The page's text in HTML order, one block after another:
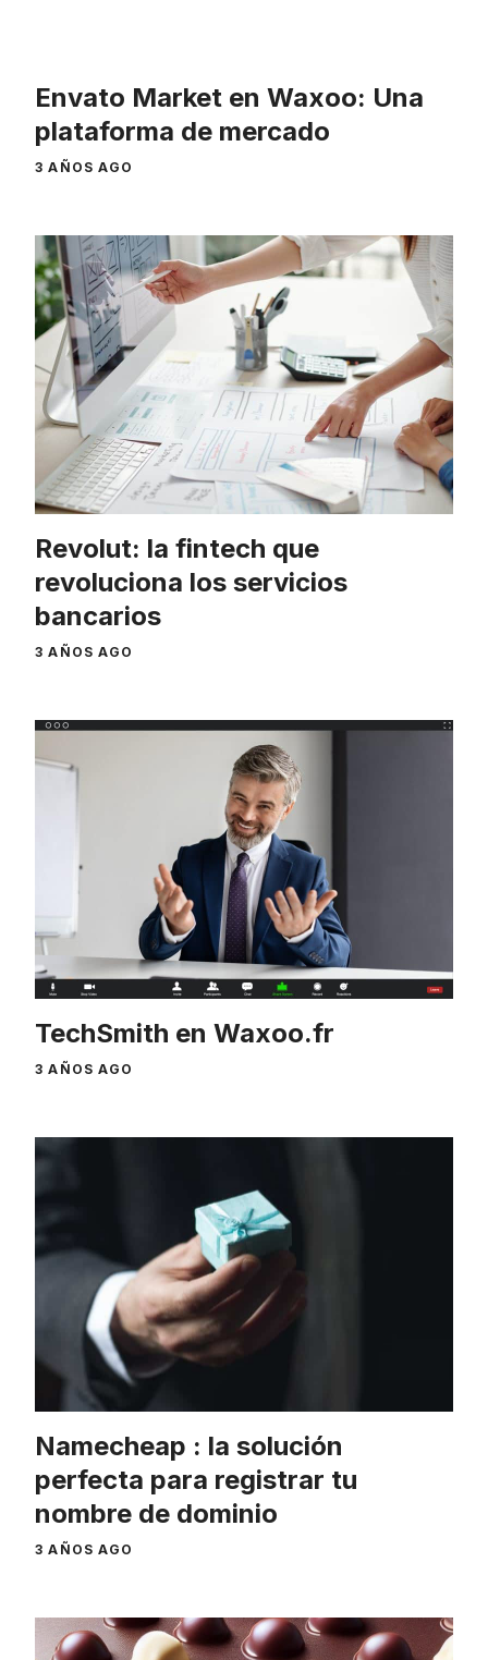
Envato Market en Waxoo: Una
plataforma de mercado
3 AÑOS AGO
Revolut: la fintech que
revoluciona los servicios
bancarios
3 AÑOS AGO
TechSmith en Waxoo.fr
3 AÑOS AGO
Namecheap : la solución
perfecta para registrar tu
nombre de dominio
3 AÑOS AGO